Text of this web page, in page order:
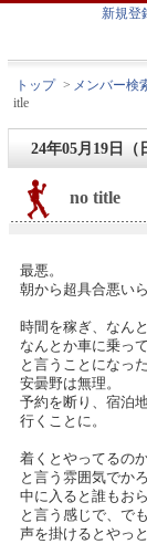
新規登
トップ > メンバー検
itle
24年05月19日（
no title
最悪。
朝から超具合悪い
時間を稼ぎ、なん
なんとか車に乗っ
と言うことになった
安曇野は無理。
予約を断り、宿泊
行くことに。
着くとやってるの
と言う雰囲気でか
中に入ると誰もお
と言う感じで、で
声を掛けるとやっ